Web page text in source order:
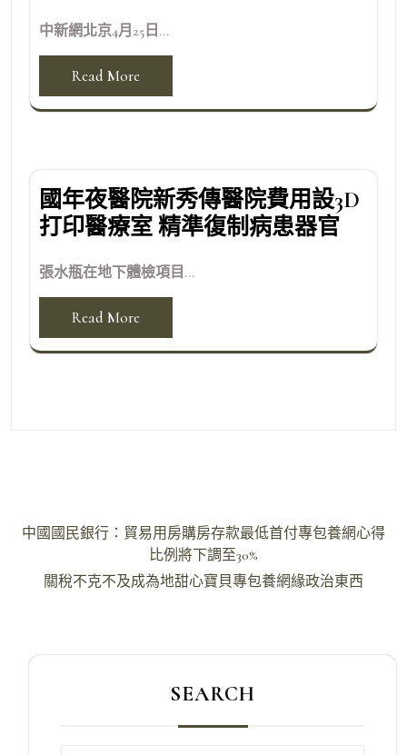
中新網北京4月25日...
Read More
國年夜醫院新秀傳醫院費用設3D
打印醫療室 精準復制病患器官
張水瓶在地下體檢項目...
Read More
文
中國國民銀行：貿易用房購房存款最低首付專包養網心得
比例將下調至30%
關稅不克不及成為地甜心寶貝專包養網緣政治東西
SEARCH